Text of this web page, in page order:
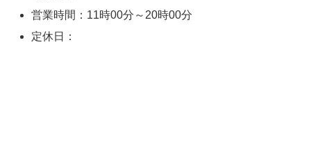
営業時間：11時00分～20時00分
定休日：